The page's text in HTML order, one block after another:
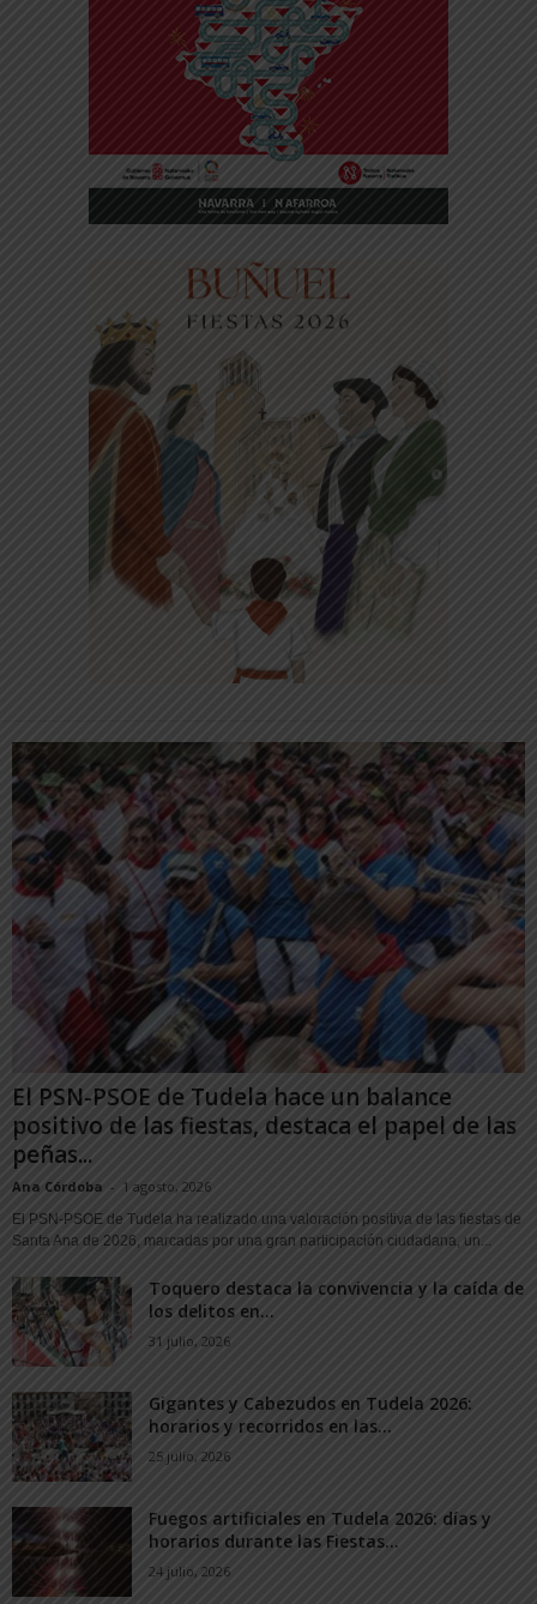
El PSN-PSOE de Tudela hace un balance
positivo de las fiestas, destaca el papel de las
peñas...
Ana Córdoba - 1 agosto, 2026
El PSN-PSOE de Tudela ha realizado una valoración positiva de las fiestas de
Santa Ana de 2026, marcadas por una gran participación ciudadana, un...
Toquero destaca la convivencia y la caída de
los delitos en...
31 julio, 2026
Gigantes y Cabezudos en Tudela 2026:
horarios y recorridos en las...
25 julio, 2026
Fuegos artificiales en Tudela 2026: días y
horarios durante las Fiestas...
24 julio, 2026